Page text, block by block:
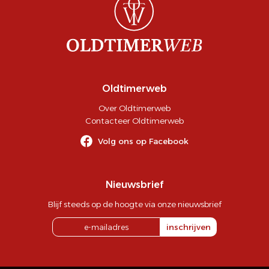
Oldtimerweb
Over Oldtimerweb
Contacteer Oldtimerweb
Volg ons op Facebook
Nieuwsbrief
Blijf steeds op de hoogte via onze nieuwsbrief
inschrijven